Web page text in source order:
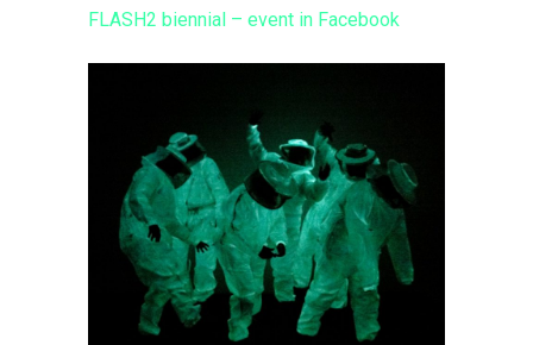
FLASH2 biennial – event in Facebook